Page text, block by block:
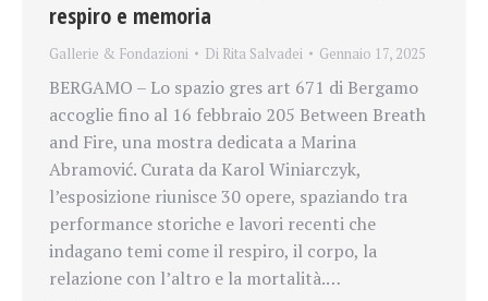
respiro e memoria
Gallerie & Fondazioni Di Rita Salvadei Gennaio 17, 2025
BERGAMO – Lo spazio gres art 671 di Bergamo
accoglie fino al 16 febbraio 205 Between Breath
and Fire, una mostra dedicata a Marina
Abramović. Curata da Karol Winiarczyk,
l’esposizione riunisce 30 opere, spaziando tra
performance storiche e lavori recenti che
indagano temi come il respiro, il corpo, la
relazione con l’altro e la mortalità.…